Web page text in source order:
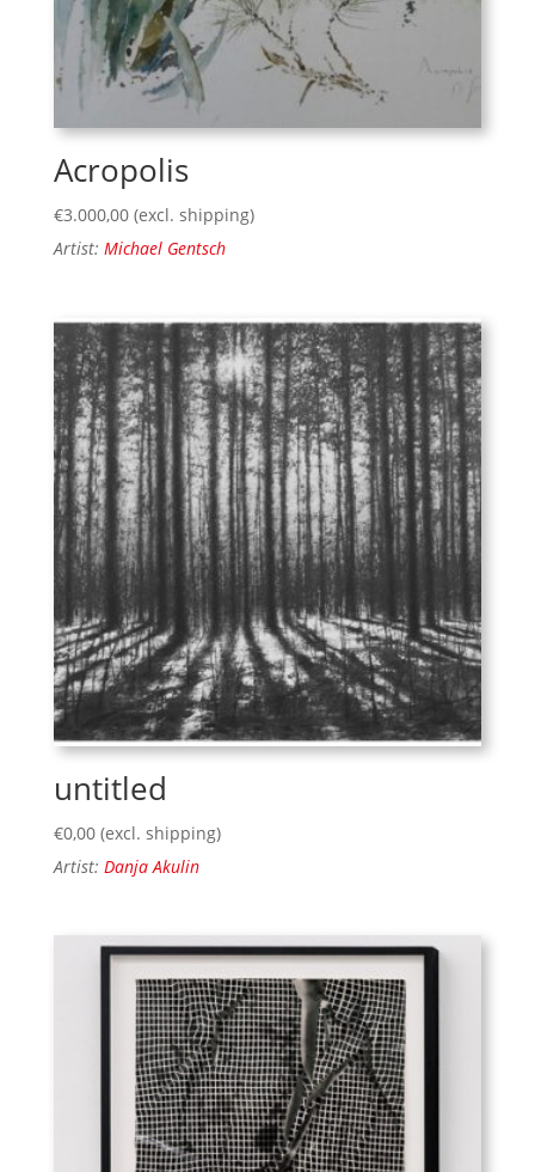
Acropolis
€3.000,00 (excl. shipping)
Artist: Michael Gentsch
untitled
€0,00 (excl. shipping)
Artist: Danja Akulin